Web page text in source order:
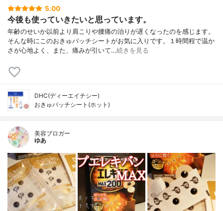
5.00
今後も使っていきたいと思っています。
年齢のせいか以前より肩こりや腰痛の治りが遅くなったのを感じます。
そんな時にこのおきゅパッチシートがお気に入りです。１時間程で温か
さが心地よく、また、痛みが引いて…続きを見る
DHC(ディーエイチシー)
おきゅパッチシート(ホット)
美容ブロガー
ゆあ